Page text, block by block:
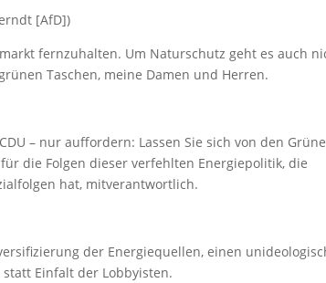
[AfD])
fernzuhalten. Um Naturschutz geht es auch
Taschen, meine Damen und Herren.
– nur auffordern: Lassen Sie sich von den
die Folgen dieser verfehlten Energiepolitik, die
hat, mitverantwortlich.
der Energiequellen, einen
Einfalt der Lobbyisten.